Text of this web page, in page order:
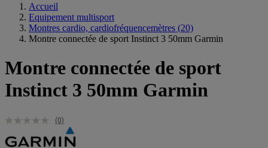
Accueil
Equipement multisport
Montres cardio, cardiofréquencemètres (20)
Montre connectée de sport Instinct 3 50mm Garmin
Montre connectée de sport
Instinct 3 50mm Garmin
(0)